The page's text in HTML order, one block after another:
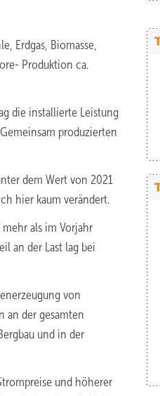
Erdgas, Biomasse,
Produktion ca.
die installierte Leistung
produzierten
dem Wert von 2021
hier kaum verändert.
als im Vorjahr
an der Last lag bei
von
an der gesamten
und in der
und höherer